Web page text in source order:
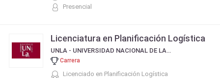
Presencial
Licenciatura en Planificación Logística
UNLA - UNIVERSIDAD NACIONAL DE LANÚS
Carrera
Licenciado en Planificación Logística